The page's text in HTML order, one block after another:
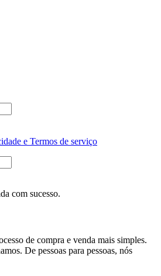
e Termos de serviço
com sucesso.
de compra e venda mais simples.
De pessoas para pessoas, nós